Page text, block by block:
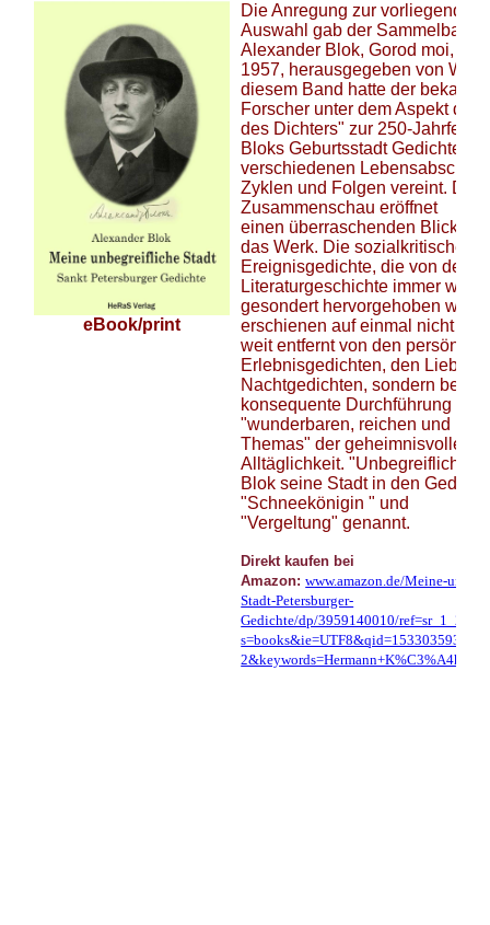
eBook/print
Die Anregung zur vorliegenden
Auswahl gab der Sammelband:
Alexander Blok, Gorod moi,
1957, herausgegeben von W.
diesem Band hatte der
Forscher unter dem Aspekt der
des Dichters" zur 250-Jahrfeier
Bloks Geburtsstadt Gedichte
verschiedenen
Zyklen und Folgen vereint.
Zusammenschau eröffnet
einen überraschenden Blick auf
das Werk. Die sozialkritischen
Ereignisgedichte, die von der
Literaturgeschichte immer
gesondert hervorgehoben
erschienen auf einmal nicht
weit entfernt von den
Erlebnisgedichten, den Liebes-
Nachtgedichten, sondern beide
konsequente Durchführung des
"wunderbaren, reichen und
Themas" der geheimnisvollen
Alltäglichkeit. "Unbegreiflich"
Blok seine Stadt in den
"Schneekönigin " und
"Vergeltung" genannt.
Direkt kaufen bei
Amazon:www.amazon.de/Meine-
Stadt-Petersburger-
Gedichte/dp/3959140010/
2&keywords=Hermann+K%C3%A4hler